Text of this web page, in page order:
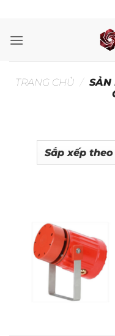
nội
TRANG CHỦ / SẢN